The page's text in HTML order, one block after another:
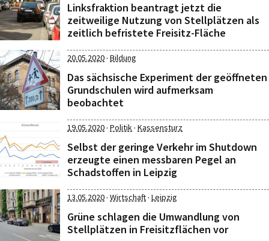
Linksfraktion beantragt jetzt die
zeitweilige Nutzung von Stellplätzen als
zeitlich befristete Freisitz-Fläche
20.05.2020· Bildung
Das sächsische Experiment der geöffneten
Grundschulen wird aufmerksam
beobachtet
19.05.2020· Politik· Kassensturz
Selbst der geringe Verkehr im Shutdown
erzeugte einen messbaren Pegel an
Schadstoffen in Leipzig
13.05.2020· Wirtschaft· Leipzig
Grüne schlagen die Umwandlung von
Stellplätzen in Freisitzflächen vor